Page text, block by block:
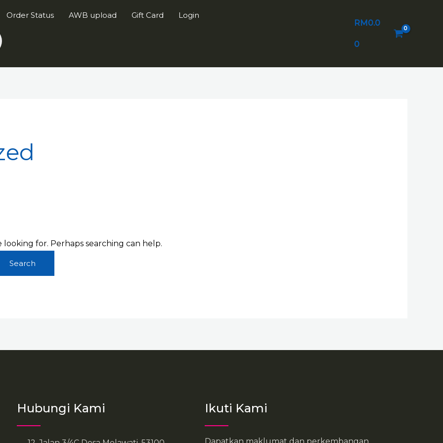
Order Status AWB upload Gift Card
Login
RM0.0
0
looking for. Perhaps searching can help.
Hubungi Kami Ikuti Kami